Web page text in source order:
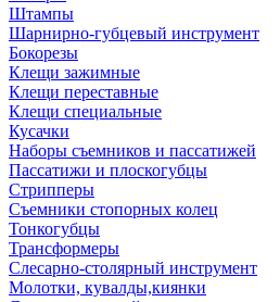
Штампы
Шарнирно-губцевый инструмент
Бокорезы
Клещи зажимные
Клещи переставные
Клещи специальные
Кусачки
Наборы съемников и пассатижей
Пассатижи и плоскогубцы
Стрипперы
Съемники стопорных колец
Тонкогубцы
Трансформеры
Слесарно-столярный инструмент
Молотки, кувалды,киянки